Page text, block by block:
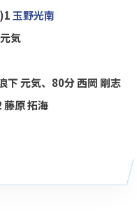
玉野光南
気
下 元気、80分 西岡 剛志
原 拓海